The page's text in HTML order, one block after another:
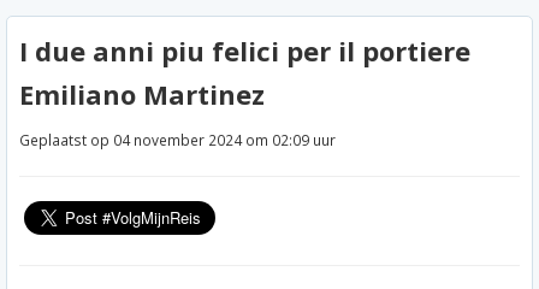
I due anni piu felici per il portiere
Emiliano Martinez
Geplaatst op 04 november 2024 om 02:09 uur